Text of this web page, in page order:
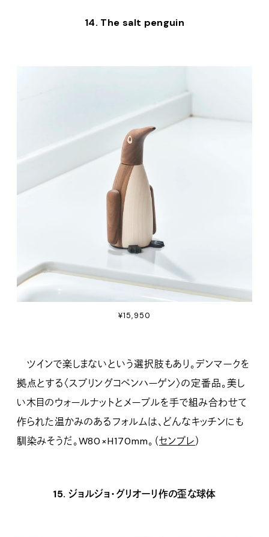
14. The salt penguin
¥15,950
ツインで楽しまないという選択肢もあり。デンマークを
拠点とする〈スプリングコペンハーゲン〉の定番品。美し
い木目のウォールナットとメープルを手で組み合わせて
作られた温かみのあるフォルムは、どんなキッチンにも
馴染みそうだ。W80×H170mm。（センプレ）
15. ジョルジョ・グリオーリ作の歪な球体